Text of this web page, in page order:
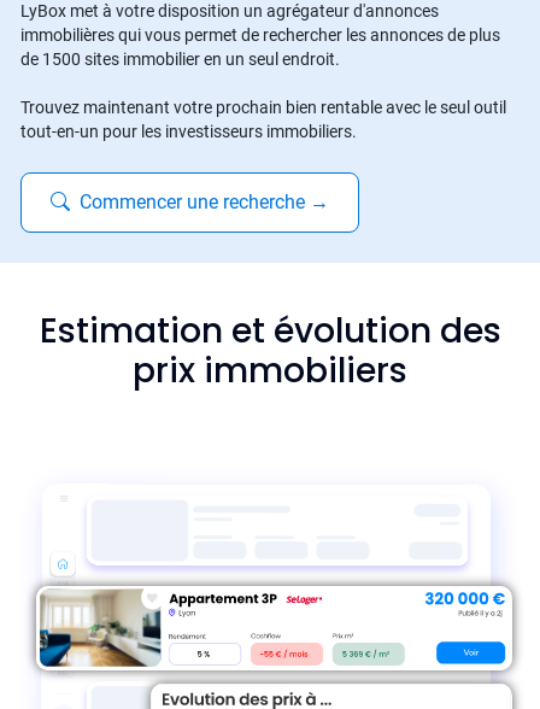
LyBox met à votre disposition un agrégateur d'annonces
immobilières qui vous permet de rechercher les annonces de plus
de 1500 sites immobilier en un seul endroit.
Trouvez maintenant votre prochain bien rentable avec le seul outil
tout-en-un pour les investisseurs immobiliers.
Commencer une recherche →
Estimation et évolution des
prix immobiliers